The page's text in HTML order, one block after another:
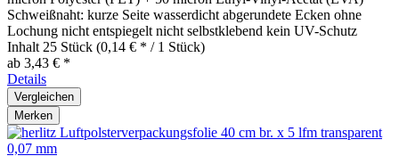
Schweißnaht: kurze Seite wasserdicht abgerundete Ecken ohne
Lochung nicht entspiegelt nicht selbstklebend kein UV-Schutz
Inhalt 25 Stück (0,14 € * / 1 Stück)
ab 3,43 € *
Details
Vergleichen
Merken